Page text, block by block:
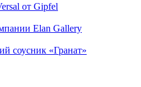
от Gipfel
Elan Gallery
соусник «Гранат»